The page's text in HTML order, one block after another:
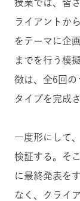
授業では、皆
ライアントか
をテーマに企
までを行う模
徴は、全6回の
タイプを完成
一度形にして
検証する。そ
に最終発表を
なく、クライ